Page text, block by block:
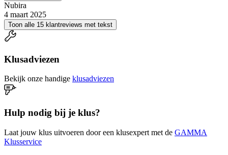
Nubira
4 maart 2025
Toon alle 15 klantreviews met tekst
Klusadviezen
Bekijk onze handige klusadviezen
Hulp nodig bij je klus?
Laat jouw klus uitvoeren door een klusexpert met de GAMMA
Klusservice